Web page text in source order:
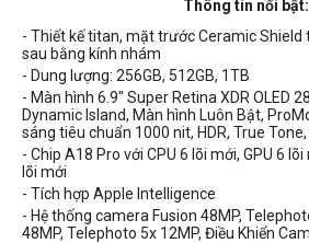
Thông tin nổi bật:
- Thiết kế titan, mặt trước Ceramic Shield
sau bằng kính nhám
- Dung lượng: 256GB, 512GB, 1TB
- Màn hình 6.9" Super Retina XDR OLED
Dynamic Island, Màn hình Luôn Bật,
sáng tiêu chuẩn 1000 nit, HDR, True
- Chip A18 Pro với CPU 6 lõi mới, GPU 6
lõi mới
- Tích hợp Apple Intelligence
- Hệ thống camera Fusion 48MP,
48MP, Telephoto 5x 12MP, Điều Khiển